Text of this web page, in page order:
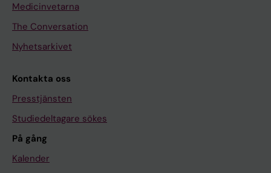
Medicinvetarna
The Conversation
Nyhetsarkivet
Kontakta oss
Presstjänsten
Studiedeltagare sökes
På gång
Kalender